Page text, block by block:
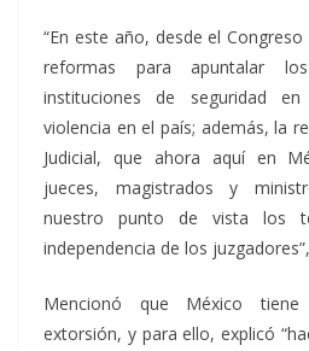
“En este año, desde el
reformas para apuntalar
instituciones de seguridad
violencia en el país; además, la
Judicial, que ahora aquí en
jueces, magistrados y
nuestro punto de vista los
independencia de los
Mencionó que México
extorsión, y para ello, explicó